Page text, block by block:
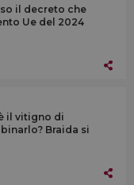
il decreto che
Ue del 2024
il vitigno di
Braida si